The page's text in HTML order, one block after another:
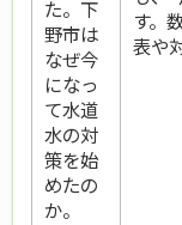
た。下
野市は
なぜ今
になっ
て水道
水の対
策を始
めたの
か。
す。
表や